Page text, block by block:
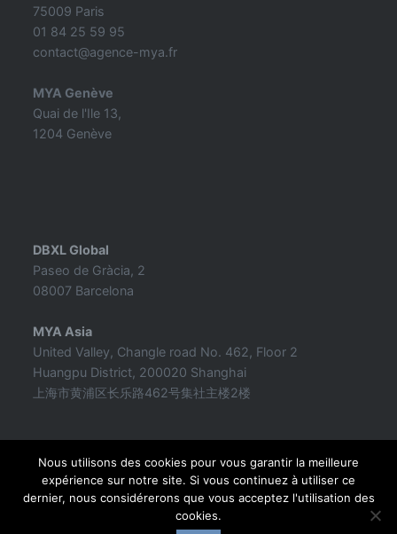
75009 Paris
01 84 25 59 95
contact@agence-mya.fr
MYA Genève
Quai de l'Ile 13,
1204 Genève
DBXL Global
Paseo de Gràcia, 2
08007 Barcelona
MYA Asia
United Valley, Changle road No. 462, Floor 2
Huangpu District, 200020 Shanghai
上海市黄浦区长乐路462号集社主楼2楼
Nous utilisons des cookies pour vous garantir la meilleure
expérience sur notre site. Si vous continuez à utiliser ce
dernier, nous considérerons que vous acceptez l'utilisation des
cookies.